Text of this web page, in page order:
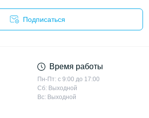
Подписаться
Время работы
Пн-Пт: с 9:00 до 17:00
Сб: Выходной
Вс: Выходной